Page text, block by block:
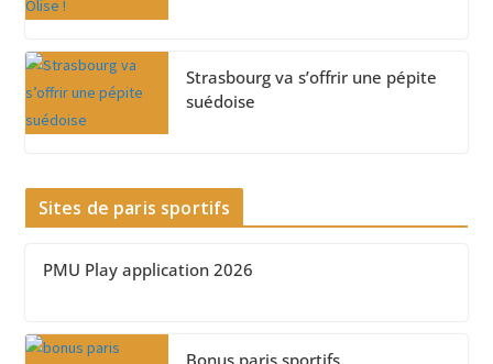
Strasbourg va s’offrir une pépite
suédoise
Sites de paris sportifs
PMU Play application 2026